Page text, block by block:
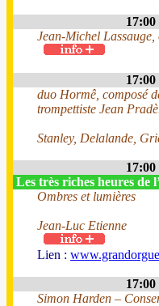
17:00
Jean-Michel
17:00
duo Hormê, composé
trompettiste Jean
Stanley, Delalande,
17:00
Les très riches heures de
Ombres et lumières
Jean-Luc Etienne
Lien :
17:00
Simon Harden –